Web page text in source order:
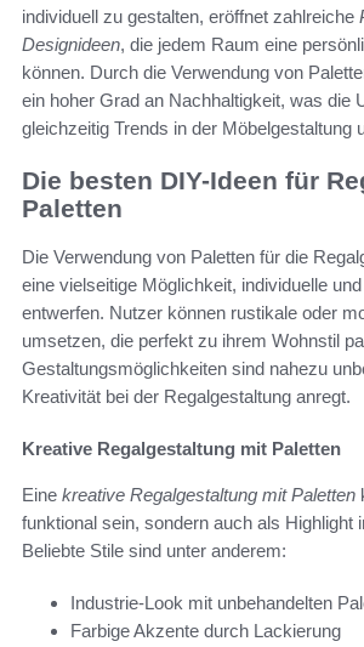
individuell zu gestalten, eröffnet zahlreiche
Designideen, die jedem Raum eine
können. Durch die Verwendung von
ein hoher Grad an Nachhaltigkeit, was die
gleichzeitig Trends in der Möbelgestaltung
Die besten DIY-Ideen für
Paletten
Die Verwendung von Paletten für die
eine vielseitige Möglichkeit, individuelle
entwerfen. Nutzer können rustikale oder
umsetzen, die perfekt zu ihrem Wohnstil
Gestaltungsmöglichkeiten sind nahezu
Kreativität bei der Regalgestaltung anregt.
Kreative Regalgestaltung mit Paletten
Eine kreative Regalgestaltung mit Paletten
funktional sein, sondern auch als Highlight
Beliebte Stile sind unter anderem:
Industrie-Look mit unbehandelten
Farbige Akzente durch Lackierung